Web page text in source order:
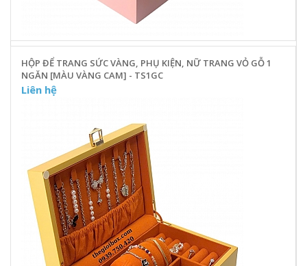
HỘP ĐỂ TRANG SỨC VÀNG, PHỤ KIỆN, NỮ TRANG VỎ GỖ 1
NGĂN [MÀU VÀNG CAM] - TS1GC
Liên hệ